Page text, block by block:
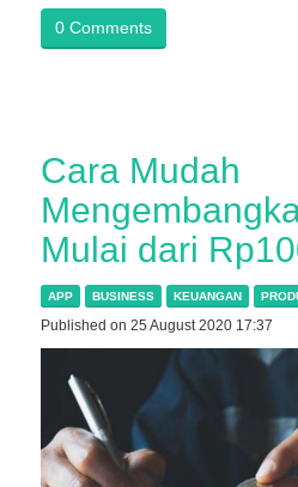
0 Comments
Cara Mudah
Mulai dari
APP BUSINESS KEUANGAN
Published on 25 August 2020 17:37